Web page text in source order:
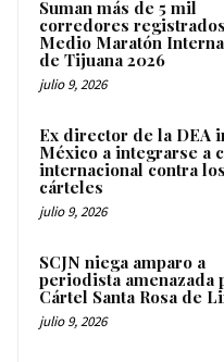
Suman más de 5 mil
corredores
Medio Maratón
de Tijuana 2026
julio 9, 2026
Ex director de la DEA
México a integrarse a
internacional contra los
cárteles
julio 9, 2026
SCJN niega amparo a
periodista amenazada
Cártel Santa Rosa de
julio 9, 2026